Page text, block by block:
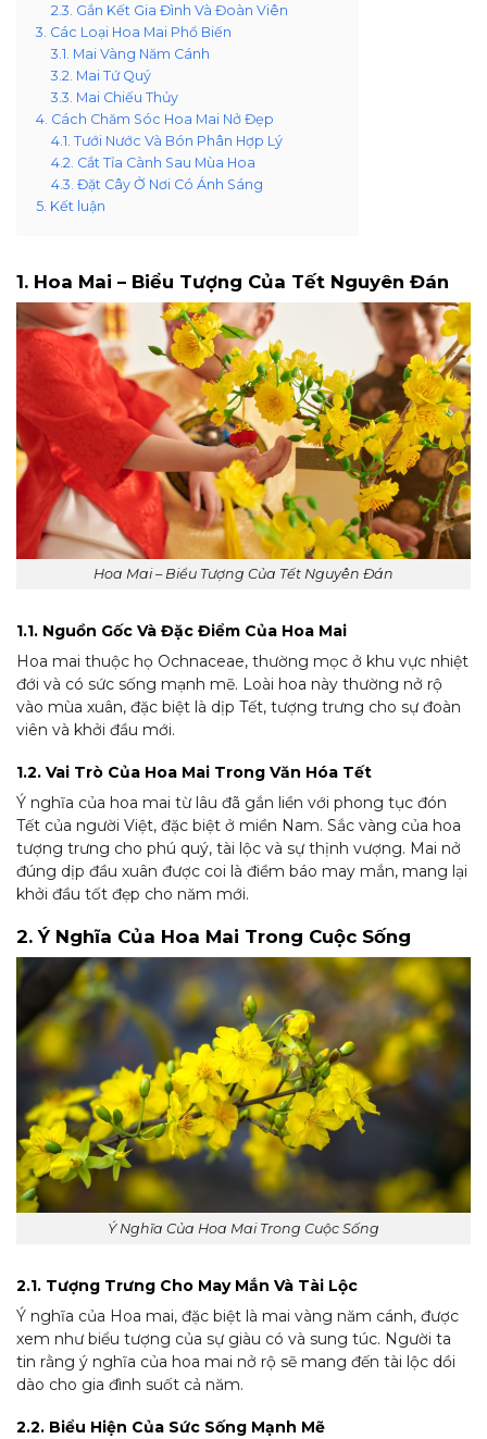
2.3. Gắn Kết Gia Đình Và Đoàn Viên
3. Các Loại Hoa Mai Phổ Biến
3.1. Mai Vàng Năm Cánh
3.2. Mai Tứ Quý
3.3. Mai Chiếu Thủy
4. Cách Chăm Sóc Hoa Mai Nở Đẹp
4.1. Tưới Nước Và Bón Phân Hợp Lý
4.2. Cắt Tỉa Cành Sau Mùa Hoa
4.3. Đặt Cây Ở Nơi Có Ánh Sáng
5. Kết luận
1. Hoa Mai – Biểu Tượng Của Tết Nguyên Đán
Hoa Mai – Biểu Tượng Của Tết Nguyên Đán
1.1. Nguồn Gốc Và Đặc Điểm Của Hoa Mai
Hoa mai thuộc họ Ochnaceae, thường mọc ở khu vực nhiệt
đới và có sức sống mạnh mẽ. Loài hoa này thường nở rộ
vào mùa xuân, đặc biệt là dịp Tết, tượng trưng cho sự đoàn
viên và khởi đầu mới.
1.2. Vai Trò Của Hoa Mai Trong Văn Hóa Tết
Ý nghĩa của hoa mai từ lâu đã gắn liền với phong tục đón
Tết của người Việt, đặc biệt ở miền Nam. Sắc vàng của hoa
tượng trưng cho phú quý, tài lộc và sự thịnh vượng. Mai nở
đúng dịp đầu xuân được coi là điềm báo may mắn, mang lại
khởi đầu tốt đẹp cho năm mới.
2. Ý Nghĩa Của Hoa Mai Trong Cuộc Sống
Ý Nghĩa Của Hoa Mai Trong Cuộc Sống
2.1. Tượng Trưng Cho May Mắn Và Tài Lộc
Ý nghĩa của Hoa mai, đặc biệt là mai vàng năm cánh, được
xem như biểu tượng của sự giàu có và sung túc. Người ta
tin rằng ý nghĩa của hoa mai nở rộ sẽ mang đến tài lộc dồi
dào cho gia đình suốt cả năm.
2.2. Biểu Hiện Của Sức Sống Mạnh Mẽ